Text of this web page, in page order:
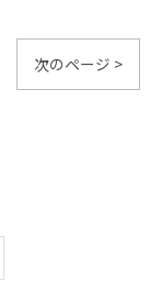
次のページ >